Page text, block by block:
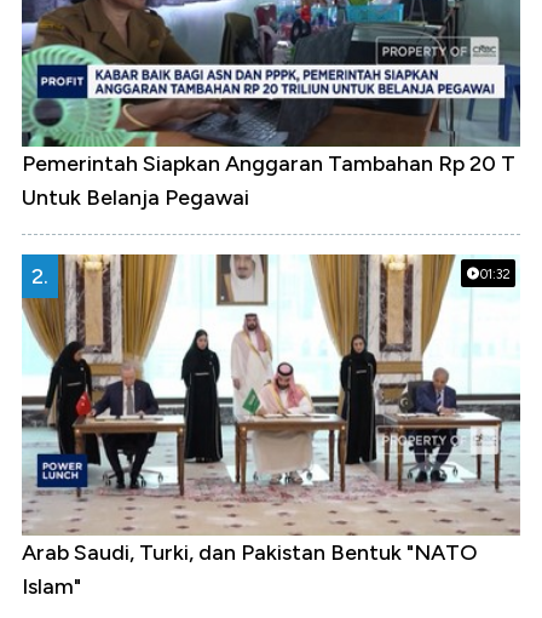
Pemerintah Siapkan Anggaran Tambahan Rp 20 T
Untuk Belanja Pegawai
01:32
2.
Arab Saudi, Turki, dan Pakistan Bentuk "NATO
Islam"